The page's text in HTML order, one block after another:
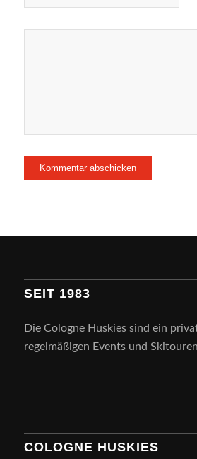
SEIT 1983
Die Cologne Huskies sind ein
regelmäßigen Events und
COLOGNE HUSKIES